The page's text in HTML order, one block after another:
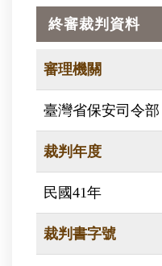
終審裁判資料
審理機關
臺灣省保安司令部
裁判年度
民國41年
裁判書字號